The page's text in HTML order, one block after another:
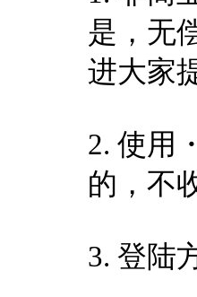
是，无
进大家
2. 使用
的，不
3. 登陆